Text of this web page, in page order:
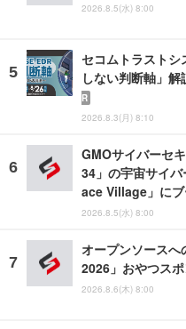
2026.8.5(水) 8:00
セコムトラストシ
しない判断軸」
R
2026.8.3(月) 8:10
GMOサイバーセ
34」の宇宙サイ
ace Village」に
2026.8.5(水) 8:00
オープンソース
2026」おやつス
2026.8.6(木) 8:00